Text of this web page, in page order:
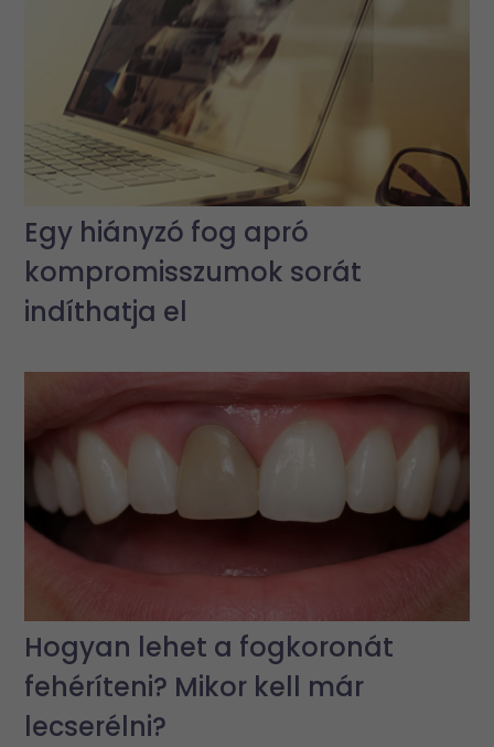
Egy hiányzó fog apró
kompromisszumok sorát
indíthatja el
Hogyan lehet a fogkoronát
fehéríteni? Mikor kell már
lecserélni?